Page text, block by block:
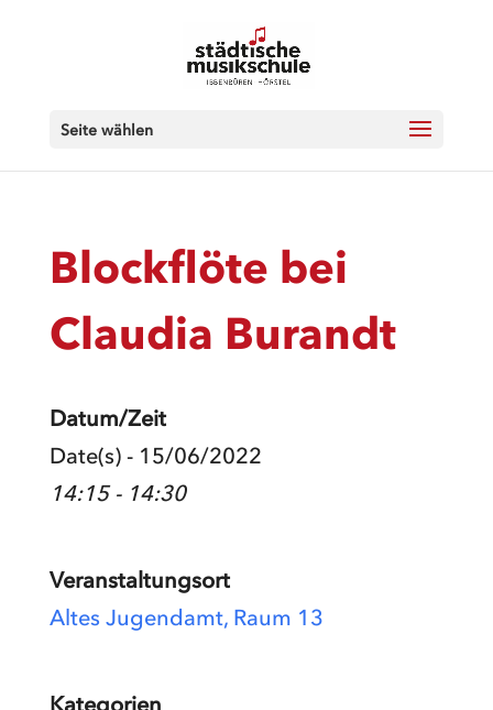
Seite wählen
Blockflöte bei
Claudia Burandt
Datum/Zeit
Date(s) - 15/06/2022
14:15 - 14:30
Veranstaltungsort
Altes Jugendamt, Raum 13
Kategorien